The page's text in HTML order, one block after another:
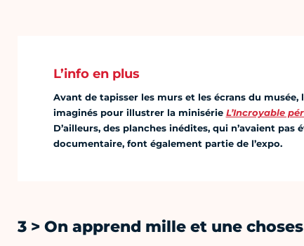
L’info en plus
Avant de tapisser les murs et les écrans du musée,
imaginés pour illustrer la minisérie L’Incroyable
D’ailleurs, des planches inédites, qui n’avaient
documentaire, font également partie de l’expo.
3 > On apprend mille et une